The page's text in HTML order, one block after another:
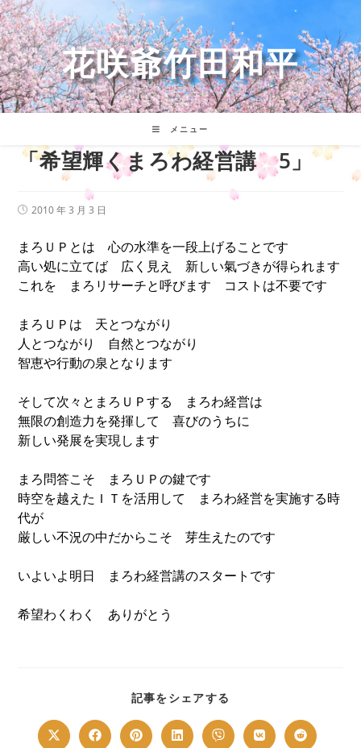
コ
ン
テ
ン
ツ
へ
ス
花咲爺竹田和平
メニュー
「希望輝くまろわ経営講 5」
投
開
日:
2010 年 3 月 3 日
まろＵＰとは 心の水準を一段上げることです
高い処に立てば 広く見え 新しい氣づきが得られます
これを まろリサーチと呼びます コストは不要です
まろＵＰは 天とつながり
人とつながり 自然とつながり
智恵や行動の泉となります
そして次々とまろＵＰする まろわ経営は
無限の創造力を発揮して 喜びのうちに
新しい発展を実現します
まろ問答こそ まろＵＰの鍵です
時空を越えたＩＴを活用して まろわ経営を実施する時
代が
厳しい不況の中だからこそ 芽生えたのです
いよいよ明日 まろわ経営講のスタートです
希望わくわく ありがとう
記事をシェアする
CONTENT
Opens Opens Opens Opens Opens Opens Opens